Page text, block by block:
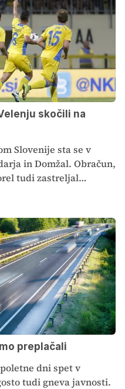
skočili na
Slovenije sta se v
in Domžal. Obračun,
tudi zastreljal
na drugo mesto
v sezoni ostaja
mestu.
preplačali
dni spet v
tudi gneva javnosti.